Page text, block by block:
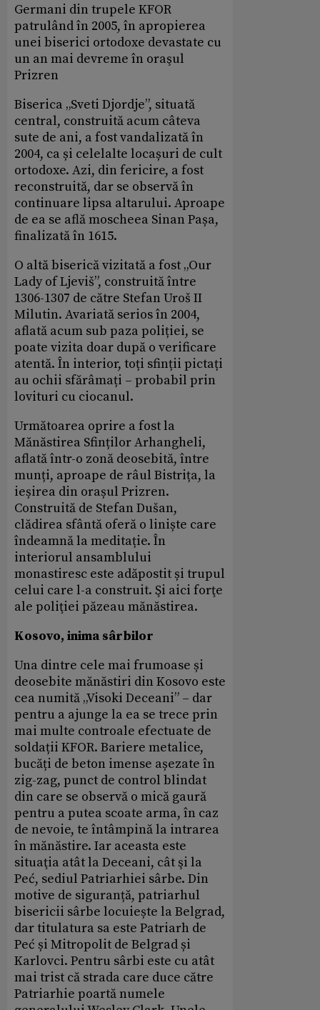
Germani din trupele KFOR
patrulând în 2005, în apropierea
unei biserici ortodoxe devastate cu
un an mai devreme în oraşul
Prizren
Biserica „Sveti Djordje”, situată
central, construită acum câteva
sute de ani, a fost vandalizată în
2004, ca și celelalte locașuri de cult
ortodoxe. Azi, din fericire, a fost
reconstruită, dar se observă în
continuare lipsa altarului. Aproape
de ea se află moscheea Sinan Pașa,
finalizată în 1615.
O altă biserică vizitată a fost „Our
Lady of Ljeviš”, construită între
1306-1307 de către Stefan Uroš II
Milutin. Avariată serios în 2004,
aflată acum sub paza poliției, se
poate vizita doar după o verificare
atentă. În interior, toți sfinții pictați
au ochii sfărâmați – probabil prin
lovituri cu ciocanul.
Următoarea oprire a fost la
Mănăstirea Sfinților Arhangheli,
aflată într-o zonă deosebită, între
munți, aproape de râul Bistrița, la
ieșirea din orașul Prizren.
Construită de Stefan Dušan,
clădirea sfântă oferă o liniște care
îndeamnă la meditație. În
interiorul ansamblului
monastiresc este adăpostit și trupul
celui care l-a construit. Şi aici forţe
ale poliţiei păzeau mănăstirea.
Kosovo, inima sârbilor
Una dintre cele mai frumoase și
deosebite mănăstiri din Kosovo este
cea numită „Visoki Deceani” – dar
pentru a ajunge la ea se trece prin
mai multe controale efectuate de
soldații KFOR. Bariere metalice,
bucăți de beton imense așezate în
zig-zag, punct de control blindat
din care se observă o mică gaură
pentru a putea scoate arma, în caz
de nevoie, te întâmpină la intrarea
în mănăstire. Iar aceasta este
situaţia atât la Deceani, cât şi la
Peć, sediul Patriarhiei sârbe. Din
motive de siguranță, patriarhul
bisericii sârbe locuiește la Belgrad,
dar titulatura sa este Patriarh de
Peć și Mitropolit de Belgrad și
Karlovci. Pentru sârbi este cu atât
mai trist că strada care duce către
Patriarhie poartă numele